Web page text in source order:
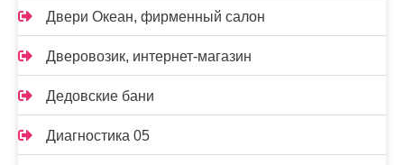
Двери Океан, фирменный салон
Дверовозик, интернет-магазин
Дедовские бани
Диагностика 05